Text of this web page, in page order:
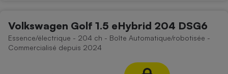
Volkswagen Golf 1.5 eHybrid 204 DSG6
Essence/électrique - 204 ch - Boîte Automatique/robotisée -
Commercialisé depuis 2024